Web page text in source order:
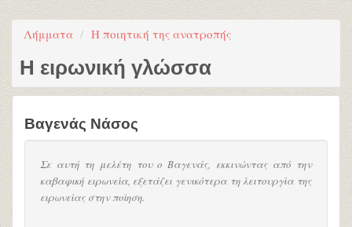
Λήμματα Η ποιητική της ανατροπής
Η ειρωνική γλώσσα
Βαγενάς Νάσος
Σε αυτή τη μελέτη του ο Βαγενάς, εκκινώντας από την
καβαφική ειρωνεία, εξετάζει γενικότερα τη λειτουργία της
ειρωνείας στην ποίηση.